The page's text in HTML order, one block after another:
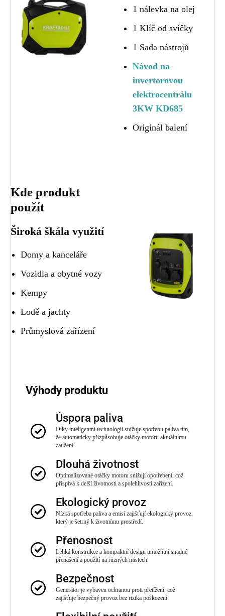
1 nálevka na olej
1 Klíč od svíčky
1 Sada nástrojů
Návod na
invertorovou
elektrocentrálu
3KW KD685
Originál balení
Kde produkt
použít
Široká škála využití
Domy a kanceláře
Vozidla a obytné vozy
Kempy
Lodě a jachty
Průmyslová zařízení
Výhody produktu
Úspora paliva
Díky inteligentní technologii snižuje spotřebu paliva tím,
že automaticky přizpůsobuje otáčky motoru aktuálnímu
zatížení.
Dlouhá životnost
Optimalizované otáčky motoru snižují opotřebení, což
přispívá k delší životnosti a spolehlivosti zařízení.
Ekologický provoz
Nízká spotřeba paliva a emisí zajišťují ekologický provoz,
který je šetrný k životnímu prostředí.
Přenosnost
Lehká konstrukce a kompaktní design umožňují snadné
přenášení a použití na různých místech.
Bezpečnost
Generátor je vybaven ochranou proti přetížení, což
zajišťuje bezpečný provoz bez rizika poškození.